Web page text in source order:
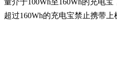
量介于100Wh至160Wh的充电宝
超过160Wh的充电宝禁止携带上